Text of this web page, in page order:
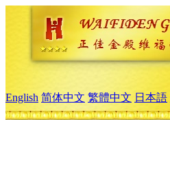
English 简体中文 繁體中文 日本語